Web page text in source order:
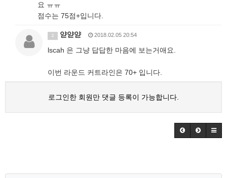
요 ㅠㅠ
점수는 75점+입니다.
2 얃얃얃 2018.02.05 20:54
lscah 은 그냥 답답한 마음에 보는거애요.
이번 라운드 커트라인은 70+ 입니다.
로그인한 회원만 댓글 등록이 가능합니다.